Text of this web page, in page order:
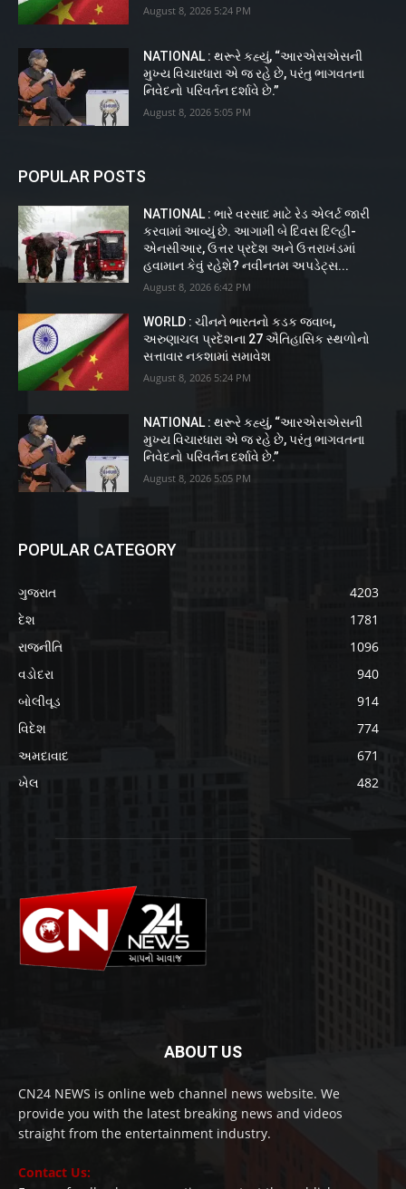
August 8, 2026 5:24 PM
NATIONAL : થરૂરે કહ્યું, “આરએસએસની
મુખ્ય વિચારધારા એ જ રહે છે, પરંતુ ભાગવતના
નિવેદનો પરિવર્તન દર્શાવે છે.”
August 8, 2026 5:05 PM
POPULAR POSTS
NATIONAL : ભારે વરસાદ માટે રેડ એલર્ટ જારી
કરવામાં આવ્યું છે. આગામી બે દિવસ દિલ્હી-
એનસીઆર, ઉત્તર પ્રદેશ અને ઉત્તરાખંડમાં
હવામાન કેવું રહેશે? નવીનતમ અપડેટ્સ...
August 8, 2026 6:42 PM
WORLD : ચીનને ભારતનો કડક જવાબ,
અરુણાચલ પ્રદેશના 27 ઐતિહાસિક સ્થળોનો
સત્તાવાર નકશામાં સમાવેશ
August 8, 2026 5:24 PM
NATIONAL : થરૂરે કહ્યું, “આરએસએસની
મુખ્ય વિચારધારા એ જ રહે છે, પરંતુ ભાગવતના
નિવેદનો પરિવર્તન દર્શાવે છે.”
August 8, 2026 5:05 PM
POPULAR CATEGORY
ગુજરાત
4203
દેશ
1781
રાજનીતિ
1096
વડોદરા
940
બોલીવૂડ
914
વિદેશ
774
અમદાવાદ
671
ખેલ
482
ABOUT US
CN24 NEWS is online web channel news website. We
provide you with the latest breaking news and videos
straight from the entertainment industry.
Contact Us: